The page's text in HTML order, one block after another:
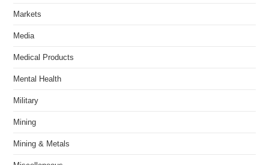
Markets
Media
Medical Products
Mental Health
Military
Mining
Mining & Metals